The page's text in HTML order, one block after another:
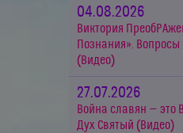
04.08.2026
Виктория
Познания». Вопросы
(Видео)
27.07.2026
Война славян — это
Дух Святый (Видео)